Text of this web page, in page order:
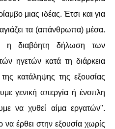
μιας ιδέας. Έτσι και για
τα (απάνθρωπα) μέσα.
η διαβόητη δήλωση των
ηγετών κατά τη διάρκεια
κατάληψης της εξουσίας
γενική απεργία ή ένοπλη
να χυθεί αίμα εργατών".
έρθει στην εξουσία χωρίς